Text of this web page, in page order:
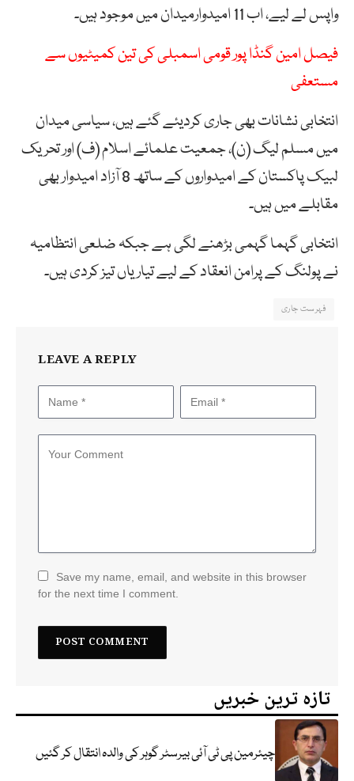
واپس لے لیے، اب 11 امیدوارمیدان میں موجود ہیں۔
فیصل امین گنڈا پور قومی اسمبلی کی تین کمیٹیوں سے
مستعفی
انتخابی نشانات بھی جاری کردیئے گئے ہیں، سیاسی میدان
میں مسلم لیگ (ن)، جمعیت علمائے اسلام (ف) اور تحریک
لبیک پاکستان کے امیدواروں کے ساتھ 8 آزاد امیدوار بھی
مقابلے میں ہیں۔
انتخابی گہما گہمی بڑھنے لگی ہے جبکہ ضلعی انتظامیہ
نے پولنگ کے پرامن انعقاد کے لیے تیاریاں تیز کردی ہیں۔
فہرست جاری
LEAVE A REPLY
Save my name, email, and website in this browser
for the next time I comment.
تازہ ترین خبریں
چیئرمین پی ٹی آئی بیرسٹر گوہر کی والدہ انتقال کر گئیں